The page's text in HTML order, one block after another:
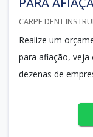
CARPE DENT
Realize um
para afiação,
dezenas de